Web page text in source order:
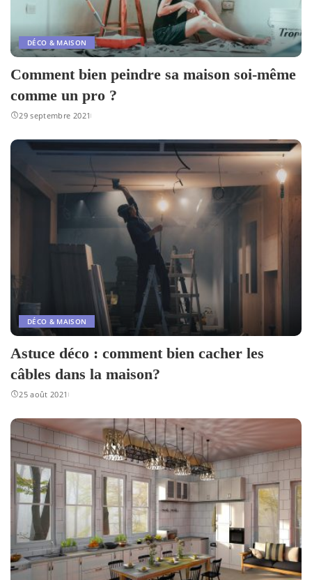
DÉCO & MAISON
Comment bien peindre sa maison soi-même
comme un pro ?
29 septembre 2021
DÉCO & MAISON
Astuce déco : comment bien cacher les
câbles dans la maison?
25 août 2021